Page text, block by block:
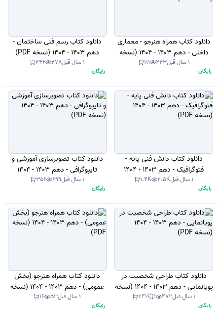
دانلود کتاب همراه هنرجو - معماری
داخلی - دهم 1403 - 1404 (نسخه
PDF)
1 سال قبل 243
111
رایگان
دانلود کتاب رسم فنی ساختمان -
دهم 1403 - 1404 (نسخه PDF)
1 سال قبل 478
246
رایگان
دانلود کتاب دانش فنی پایه -
فتوگرافیک - دهم 1403 - 1404
(نسخه PDF)
1 سال قبل 2.5K
1.4K
رایگان
دانلود کتاب تصویرسازی آموزشی و
تایپوگرافی - دهم 1403 - 1404
(نسخه PDF)
1 سال قبل 699
356
رایگان
دانلود کتاب طراحی شخصیت در
پویانمایی - دهم 1403 - 1404 (نسخه
PDF)
1 سال قبل 472
1
241
رایگان
دانلود کتاب همراه هنرجو (بخش
عمومی) - دهم 1403 - 1404 (نسخه
PDF)
1 سال قبل 53
16
رایگان